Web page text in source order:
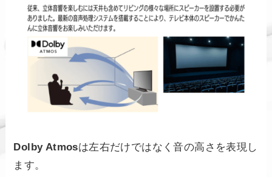
Dolby Atmosは左右だけではなく音の高さを表現し
ます。